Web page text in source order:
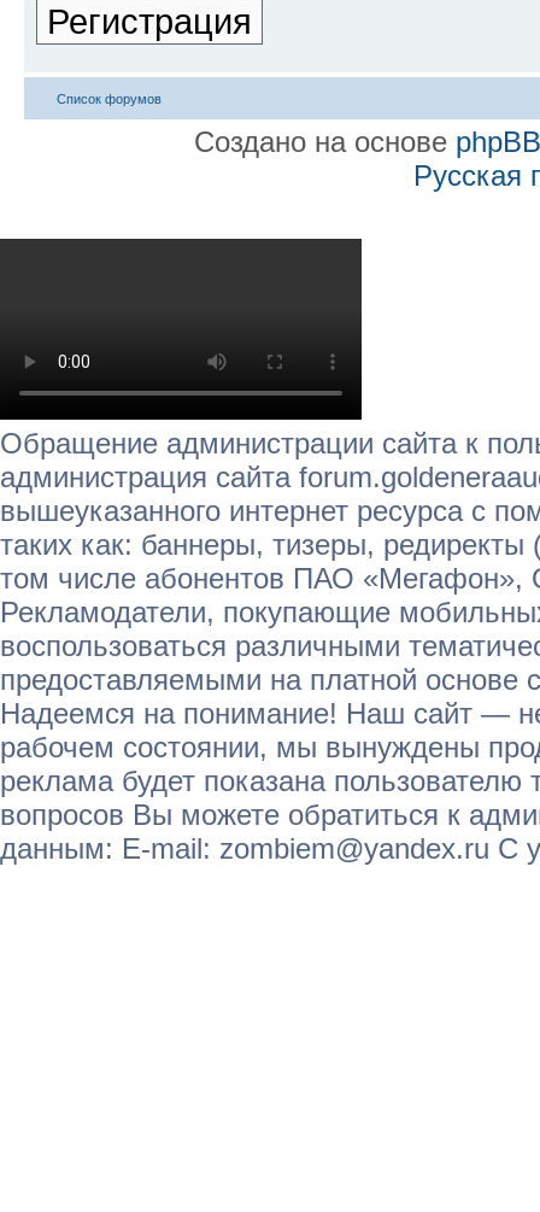
Регистрация
Список форумов
Создано на основе phpBB
Русская
Обращение администрации сайта к
администрация сайта
вышеуказанного интернет ресурса с
таких как: баннеры, тизеры,
том числе абонентов ПАО
Рекламодатели, покупающие
воспользоваться различными
предоставляемыми на платной основе
Надеемся на понимание! Наш сайт —
рабочем состоянии, мы вынуждены
реклама будет показана пользователю
вопросов Вы можете обратиться к
данным: E-mail: zombiem@yandex.ru С